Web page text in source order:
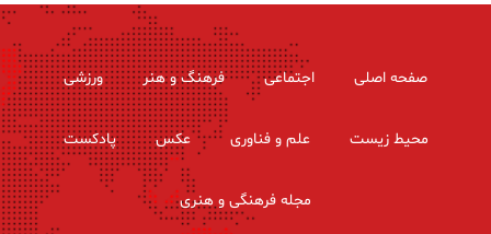
صفحه اصلی اجتماعی فرهنگ و هنر ورزشی
محیط زیست علم و فناوری عکس پادکست
مجله فرهنگی و هنری